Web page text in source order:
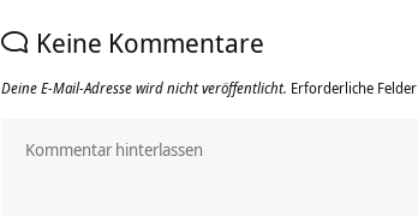
Keine Kommentare
Deine E-Mail-Adresse wird nicht veröffentlicht. Erforderliche